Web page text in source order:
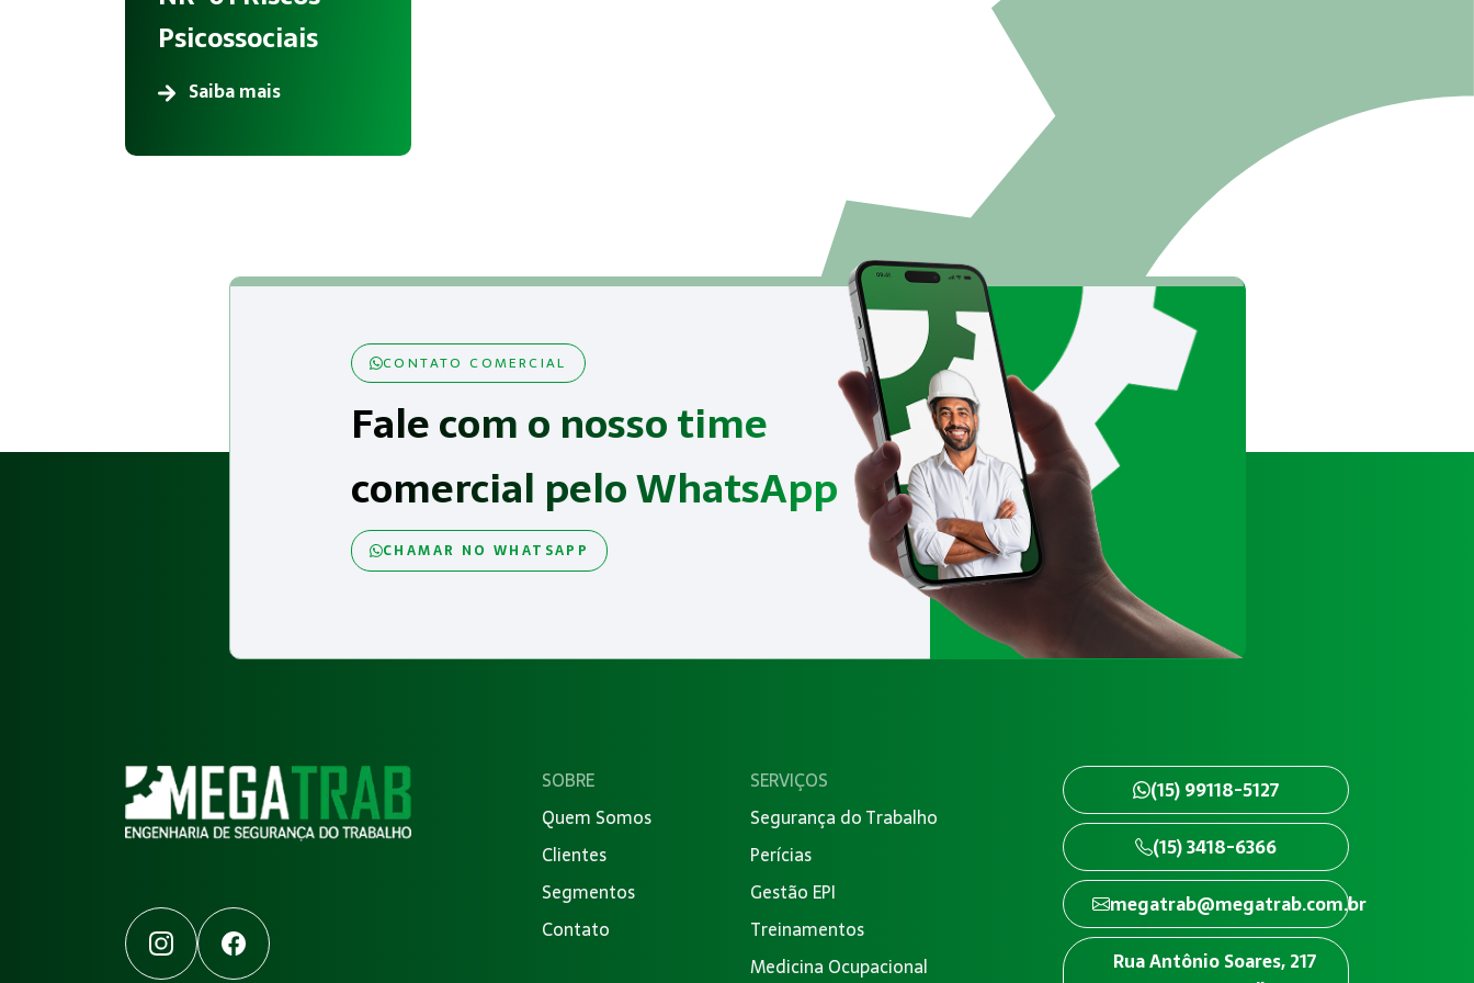
Psicossociais
Saiba mais
CONTATO COMERCIAL
Fale com o nosso time
comercial pelo WhatsApp
CHAMAR NO WHATSAPP
InstagramFacebook
SOBRE
Quem Somos
Clientes
Segmentos
Contato
SERVIÇOS
Segurança do Trabalho
Perícias
Gestão EPI
Treinamentos
Medicina Ocupacional
(15) 99118-5127
(15) 3418-6366
megatrab@megatrab.com.br
Rua Antônio Soares, 217